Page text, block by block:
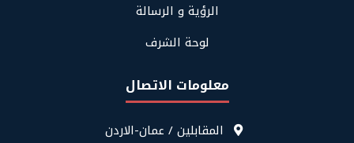
الرؤية و الرسالة
لوحة الشرف
معلومات الاتصال
المقابلين / عمان-الاردن